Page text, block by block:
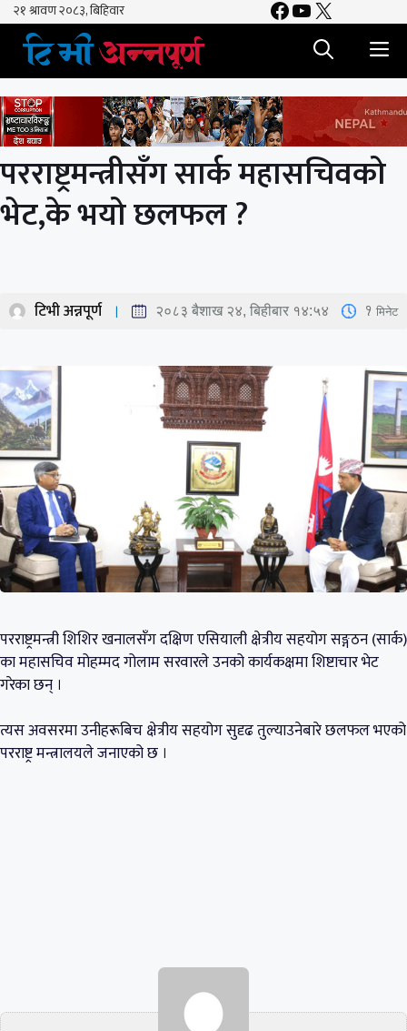
Skip
content
Facebook
YouTube
X
परराष्ट्रमन्त्रीसँग सार्क महासचिवको
भेट,के भयो छलफल ?
टिभी अन्नपूर्ण २०८३ बैशाख २४, बिहीबार १४:५४ 1 मिनेट
परराष्ट्रमन्त्री शिशिर खनालसँग दक्षिण एसियाली क्षेत्रीय सहयोग सङ्गठन (सार्क)
का महासचिव मोहम्मद गोलाम सरवारले उनको कार्यकक्षमा शिष्टाचार भेट
गरेका छन् ।
त्यस अवसरमा उनीहरूबिच क्षेत्रीय सहयोग सुदृढ तुल्याउनेबारे छलफल भएको
परराष्ट्र मन्त्रालयले जनाएको छ ।